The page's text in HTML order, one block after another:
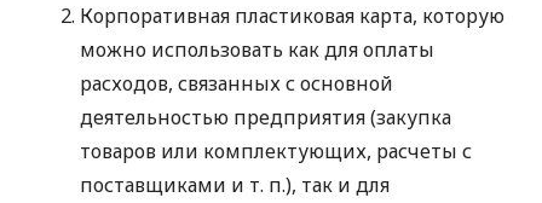
Корпоративная пластиковая карта, которую
можно использовать как для оплаты
расходов, связанных с основной
деятельностью предприятия (закупка
товаров или комплектующих, расчеты с
поставщиками и т. п.), так и для